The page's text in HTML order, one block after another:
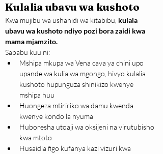
Kulalia ubavu wa kushoto
Kwa mujibu wa ushahidi wa kitabibu, kulala
ubavu wa kushoto ndiyo pozi bora zaidi kwa
mama mjamzito.
Sababu kuu ni:
Mshipa mkupa wa Vena cava ya chini upo
upande wa kulia wa mgongo, hivyo kulalia
kushoto hupunguza shinikizo kwenye
mshipa huu
Huongeza mtiririko wa damu kwenda
kwenye kondo la nyuma
Huboresha utoaji wa oksijeni na virutubisho
kwa mtoto
Husaidia figo kufanya kazi vizuri kwa